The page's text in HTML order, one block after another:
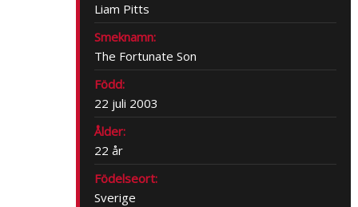
Liam Pitts
Smeknamn:
The Fortunate Son
Född:
22 juli 2003
Ålder:
22 år
Födelseort:
Sverige